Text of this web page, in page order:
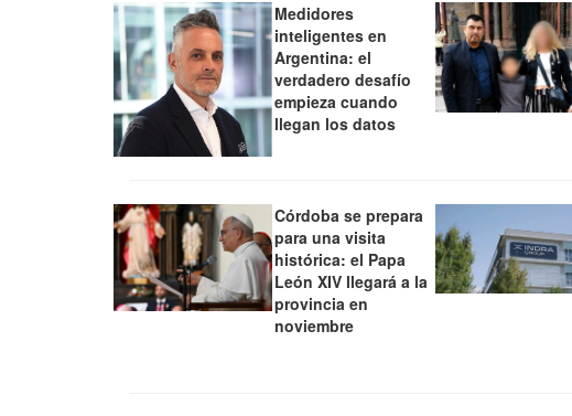
Medidores
inteligentes en
Argentina: el
verdadero desafío
empieza cuando
llegan los datos
Córdoba se prepara
para una visita
histórica: el Papa
León XIV llegará a la
provincia en
noviembre